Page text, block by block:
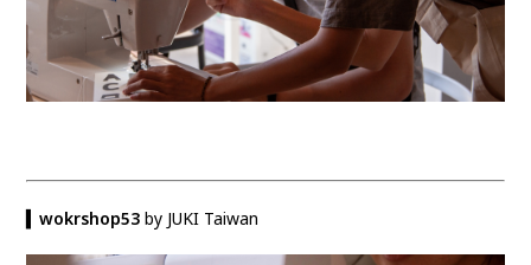
▍wokrshop53 by JUKI Taiwan